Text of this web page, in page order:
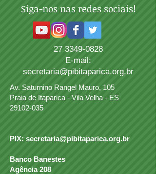
Siga-nos nas redes sociais!
27 3349-0828
E-mail:
secretaria@pibitaparica.org.br
Av. Saturnino Rangel Mauro, 105
Praia de Itaparica - Vila Velha - ES
29102-035
PIX: secretaria@pibitaparica.org.br
Banco Banestes
Agência 208